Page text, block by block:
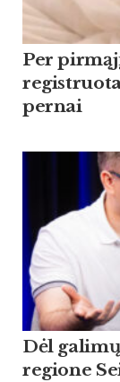
Per
pernai
Dėl
regione